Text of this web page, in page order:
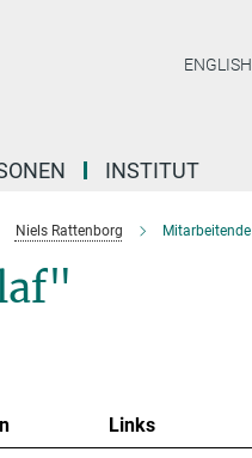
ENGLISH
INSTITUT
Niels Rattenborg Mitarbeitende
Links